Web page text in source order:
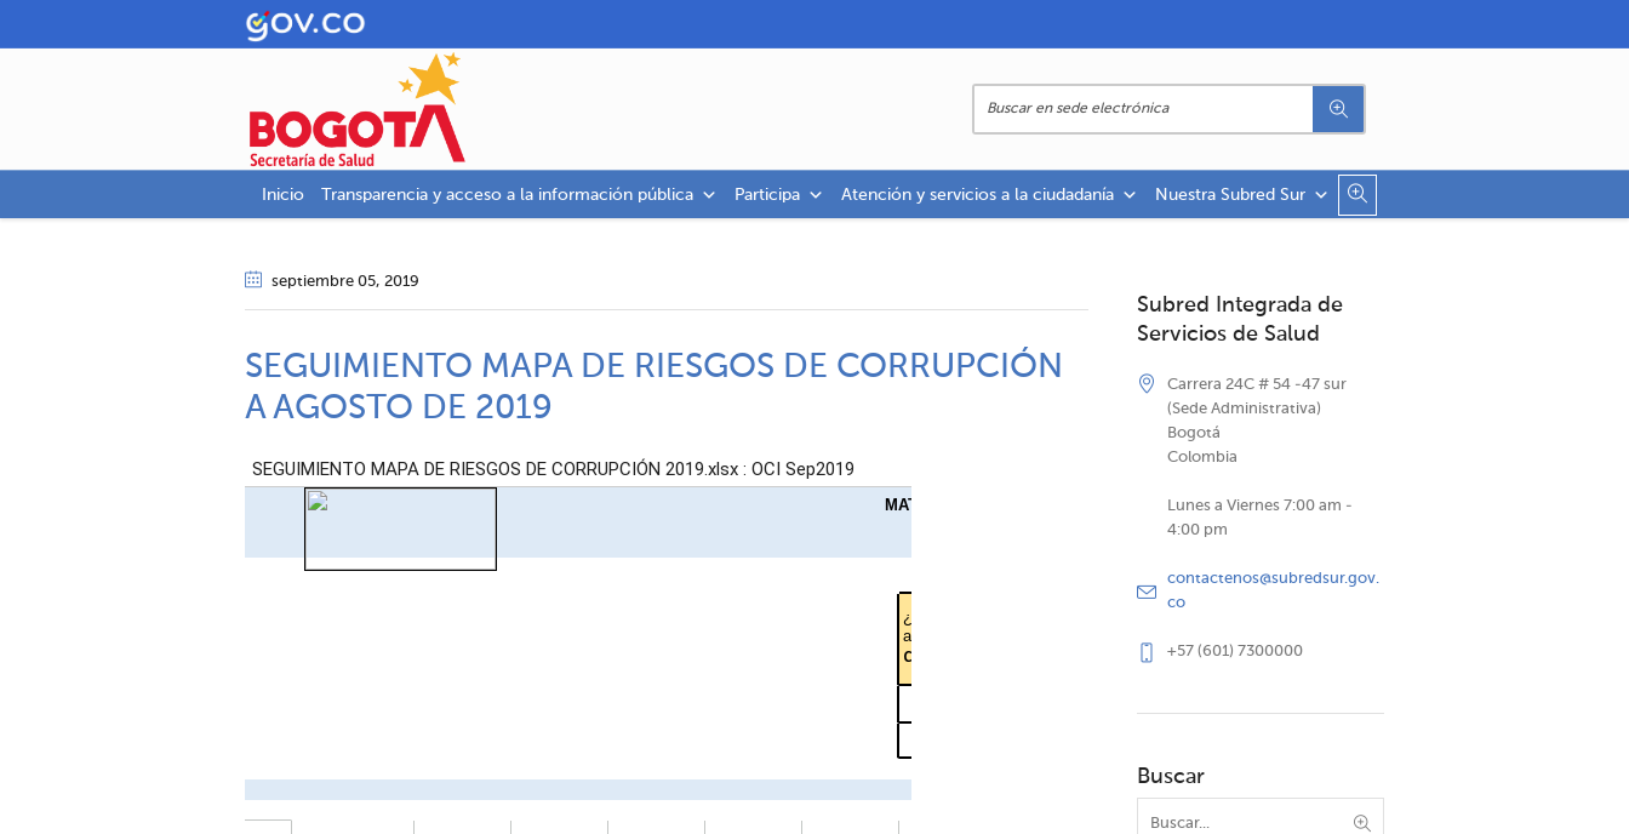
Inicio Transparencia y acceso a la información pública Participa Atención y servicios a la ciudadanía Nuestra Subred Sur
septiembre 05, 2019
SEGUIMIENTO MAPA DE RIESGOS DE CORRUPCIÓN
A AGOSTO DE 2019
Subred Integrada de
Servicios de Salud
Carrera 24C # 54 -47 sur
(Sede Administrativa)
Bogotá
Colombia
Lunes a Viernes 7:00 am -
4:00 pm
contactenos@subredsur.gov.
co
+57 (601) 7300000
Buscar